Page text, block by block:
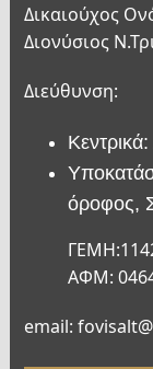
Δικαιούχος
Διονύσιος
Διεύθυνση:
όροφος,
ΑΦΜ:
email: